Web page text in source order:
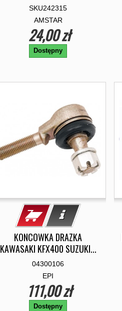
SKU242315
AMSTAR
24,00 zł
Dostępny
KONCOWKA DRAZKA
KAWASAKI KFX400 SUZUKI...
04300106
EPI
111,00 zł
Dostępny